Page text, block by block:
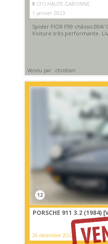
(31) HAUTE-GARONNE
1 janvier 2023
Spider FIOR F99 châssis
Voiture très performante.
Vendu par : christian
12
PORSCHE 911 3.2 (1984)
26 décembre 2022